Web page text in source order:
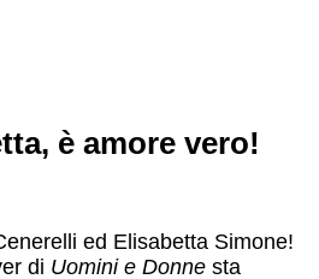
è amore vero!
ed Elisabetta Simone!
di Uomini e Donne sta